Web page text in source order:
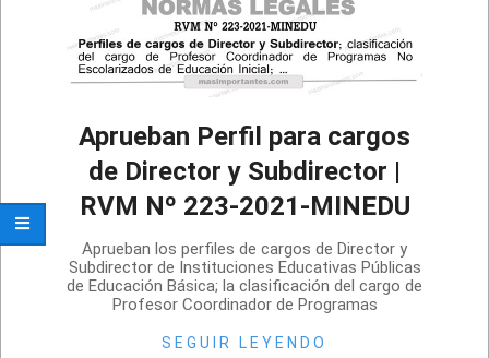
Aprueban Perfil para cargos
de Director y Subdirector |
RVM Nº 223-2021-MINEDU
07-
18
Aprueban los perfiles de cargos de Director y
Subdirector de Instituciones Educativas Públicas
de Educación Básica; la clasificación del cargo de
Profesor Coordinador de Programas
SEGUIR LEYENDO